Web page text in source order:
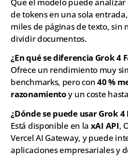
de tokens en una sola
miles de páginas de texto, sin
dividir documentos.
¿En qué se diferencia Grok 4
Ofrece un rendimiento muy
benchmarks, pero con40 %
razonamientoy un coste
¿Dónde se puede usar Grok 4
Está disponible en la xAI API,
Vercel AI Gateway, y puede
aplicaciones empresariales y